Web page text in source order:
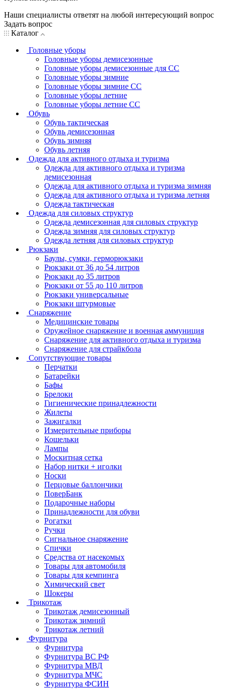
Наши специалисты ответят на любой интересующий вопрос
Задать вопрос
Каталог
Головные уборы
Головные уборы демисезонные
Головные уборы демисезонные для СС
Головные уборы зимние
Головные уборы зимние СС
Головные уборы летние
Головные уборы летние СС
Обувь
Обувь тактическая
Обувь демисезонная
Обувь зимняя
Обувь летняя
Одежда для активного отдыха и туризма
Одежда для активного отдыха и туризма
демисезонная
Одежда для активного отдыха и туризма зимняя
Одежда для активного отдыха и туризма летняя
Одежда тактическая
Одежда для силовых структур
Одежда демисезонная для силовых структур
Одежда зимняя для силовых структур
Одежда летняя для силовых структур
Рюкзаки
Баулы, сумки, герморюкзаки
Рюкзаки от 36 до 54 литров
Рюкзаки до 35 литров
Рюкзаки от 55 до 110 литров
Рюкзаки универсальные
Рюкзаки штурмовые
Снаряжение
Медицинские товары
Оружейное снаряжение и военная аммуниция
Снаряжение для активного отдыха и туризма
Снаряжение для страйкбола
Сопутствующие товары
Перчатки
Батарейки
Бафы
Брелоки
Гигиенические принадлежности
Жилеты
Зажигалки
Измерительные приборы
Кошельки
Лампы
Москитная сетка
Набор нитки + иголки
Носки
Перцовые баллончики
ПоверБанк
Подарочные наборы
Принадлежности для обуви
Рогатки
Ручки
Сигнальное снаряжение
Спички
Средства от насекомых
Товары для автомобиля
Товары для кемпинга
Химический свет
Шокеры
Трикотаж
Трикотаж демисезонный
Трикотаж зимний
Трикотаж летний
Фурнитура
Фурнитура
Фурнитура ВС РФ
Фурнитура МВД
Фурнитура МЧС
Фурнитура ФСИН